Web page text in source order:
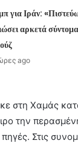
για Ιράν:
αρκετά
ago
στη Χαμάς
την
Στις